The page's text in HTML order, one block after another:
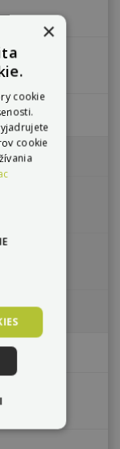
×
cookie
cookie